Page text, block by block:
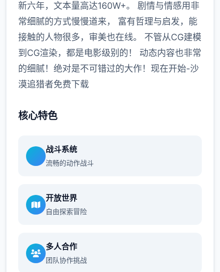
新六年，文本量高达160W+。 剧情与情感用非
常细腻的方式慢慢道来， 富有哲理与启发，能
接触的人物很多，审美也在线。 不管从CG建模
到CG渲染，都是电影级别的！ 动态内容也非常
的细腻！绝对是不可错过的大作！现在开始-沙
漠追猎者免费下载
核心特色
战斗系统
流畅的动作战斗
开放世界
自由探索冒险
多人合作
团队协作挑战